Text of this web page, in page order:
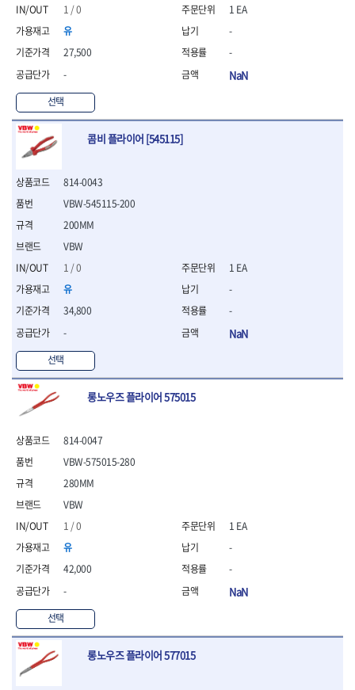
- 절연니퍼
- 절연가위
- 절연비트
- 절연라쳇렌치
- 절연라쳇렌치세트
- 절연볼트커터
- 절연아답타
- 기타
- 방폭연결대
- 방폭니퍼
- 방폭펜치
- 방폭플라이어
- 방폭가위
- 방폭스패너
- 방폭비트소켓
- 방폭아답타
- 방폭T렌치
- 방폭드라이버
- 방폭펀치
철공공구
- 볼트커터
- 항공가위
- 클램프
- 망치
- 볼핀망치
- 함마망치
- 도끼
- 판금망치
- 나일론무반동망치
- 플라스틱망치
1 / 0
유
27,500
-
선택
1 EA
-
-
NaN
콤비 플라이어 [545115]
814-0043
VBW
1 / 0
유
34,800
-
선택
VBW-545115-200
200MM
1 EA
-
-
NaN
롱노우즈 플라이어 575015
814-0047
VBW
1 / 0
유
42,000
-
선택
VBW-575015-280
280MM
1 EA
-
-
NaN
롱노우즈 플라이어 577015